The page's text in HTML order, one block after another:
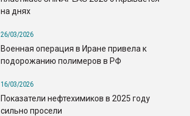
на днях
26/03/2026
Военная операция в Иране привела к
подорожанию полимеров в РФ
16/03/2026
Показатели нефтехимиков в 2025 году
сильно просели